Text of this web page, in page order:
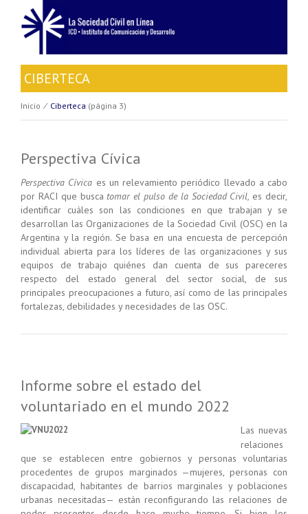
CIBERTECA
Inicio ⁄ Ciberteca (página 3)
Perspectiva Cívica
Perspectiva Cívica es un relevamiento periódico llevado a cabo
por RACI que busca tomar el pulso de la Sociedad Civil, es decir,
identificar cuáles son las condiciones en que trabajan y se
desarrollan las Organizaciones de la Sociedad Civil (OSC) en la
Argentina y la región. Se basa en una encuesta de percepción
individual abierta para los líderes de las organizaciones y sus
equipos de trabajo quiénes dan cuenta de sus pareceres
respecto del estado general del sector social, de sus
principales preocupaciones a futuro, así como de las principales
fortalezas, debilidades y necesidades de las OSC.
Informe sobre el estado del
voluntariado en el mundo 2022
Las nuevas
relaciones
que se establecen entre gobiernos y personas voluntarias
procedentes de grupos marginados —mujeres, personas con
discapacidad, habitantes de barrios marginales y poblaciones
urbanas necesitadas— están reconfigurando las relaciones de